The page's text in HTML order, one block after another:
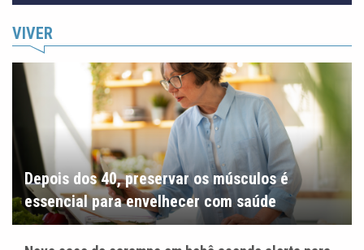
VIVER
Depois dos 40, preservar os músculos é
essencial para envelhecer com saúde